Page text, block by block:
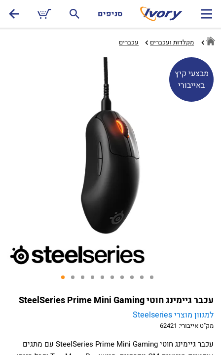
סניפים
מקלדות ועכברים עכברים‏
מבצעי קיץ
באייבורי
עכבר גיימינג חוטי SteelSeries Prime Mini Gaming
למגוון מוצרי Steelseries
מק"ט אייבורי: 62421
עכבר גיימינג חוטי SteelSeries Prime Mini Gaming עם מתגים